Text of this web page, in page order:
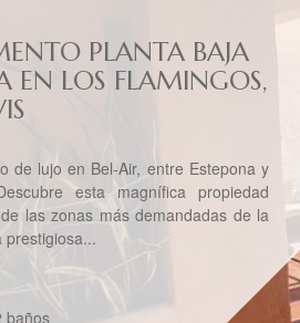
PLANTA BAJA
EN LOS FLAMINGOS,
de lujo en Bel-Air, entre Estepona y
esta magnífica propiedad
las zonas más demandadas de la
prestigiosa...
baños